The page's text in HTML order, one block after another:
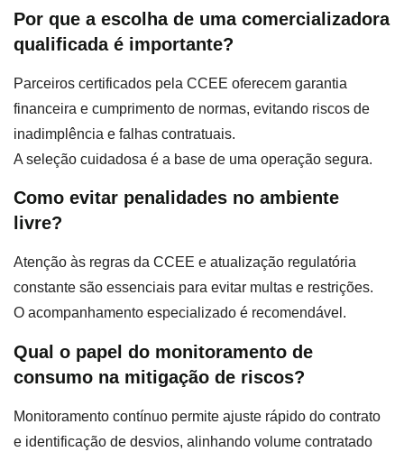
Por que a escolha de uma comercializadora
qualificada é importante?
Parceiros certificados pela CCEE oferecem garantia
financeira e cumprimento de normas, evitando riscos de
inadimplência e falhas contratuais.
A seleção cuidadosa é a base de uma operação segura.
Como evitar penalidades no ambiente
livre?
Atenção às regras da CCEE e atualização regulatória
constante são essenciais para evitar multas e restrições.
O acompanhamento especializado é recomendável.
Qual o papel do monitoramento de
consumo na mitigação de riscos?
Monitoramento contínuo permite ajuste rápido do contrato
e identificação de desvios, alinhando volume contratado